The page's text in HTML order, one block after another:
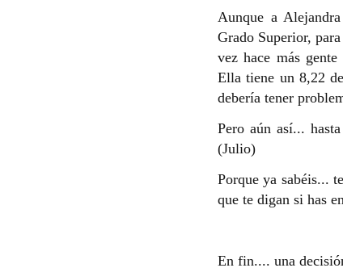
Aunque a
Grado Superior,
vez hace más
Ella tiene un 8,22
debería tener
Pero aún así...
(Julio)
Porque ya sabéis...
que te digan si has
En fin.... una